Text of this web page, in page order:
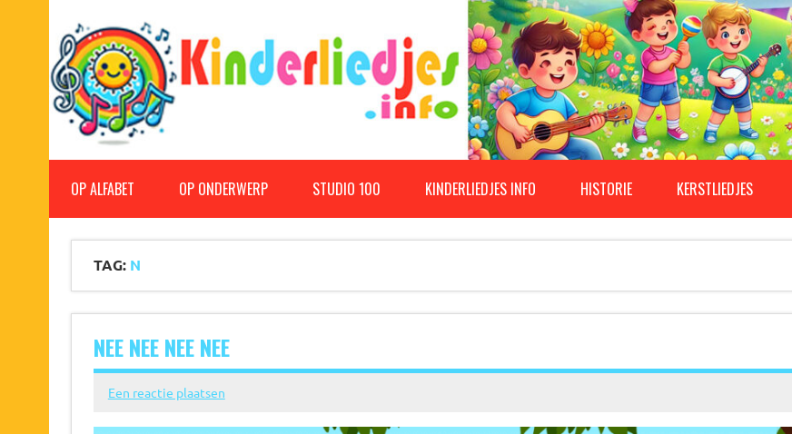
Kinderliedjes
OP ALFABET OP ONDERWERP STUDIO 100 KINDERLIEDJES INFO HISTORIE KERSTLIEDJES
TAG: N
NEE NEE NEE NEE
Een reactie plaatsen